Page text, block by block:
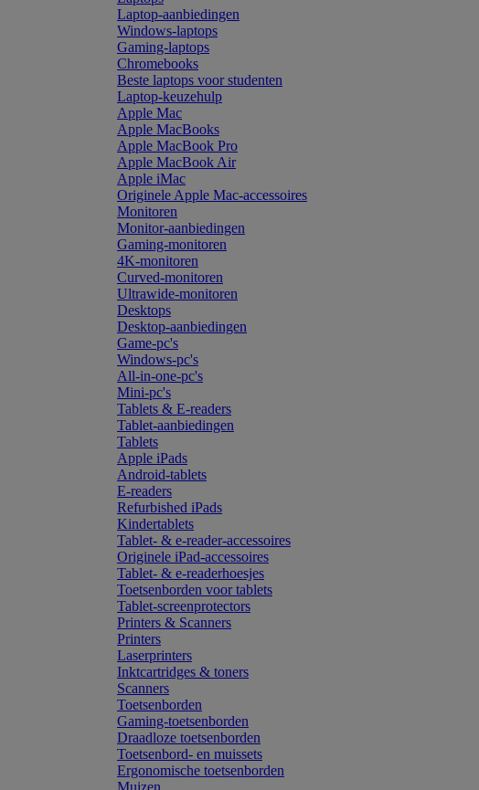
Laptop-aanbiedingen
Windows-laptops
Gaming-laptops
Chromebooks
Beste laptops voor studenten
Laptop-keuzehulp
Apple Mac
Apple MacBooks
Apple MacBook Pro
Apple MacBook Air
Apple iMac
Originele Apple Mac-accessoires
Monitoren
Monitor-aanbiedingen
Gaming-monitoren
4K-monitoren
Curved-monitoren
Ultrawide-monitoren
Desktops
Desktop-aanbiedingen
Game-pc's
Windows-pc's
All-in-one-pc's
Mini-pc's
Tablets & E-readers
Tablet-aanbiedingen
Tablets
Apple iPads
Android-tablets
E-readers
Refurbished iPads
Kindertablets
Tablet- & e-reader-accessoires
Originele iPad-accessoires
Tablet- & e-readerhoesjes
Toetsenborden voor tablets
Tablet-screenprotectors
Printers & Scanners
Printers
Laserprinters
Inktcartridges & toners
Scanners
Toetsenborden
Gaming-toetsenborden
Draadloze toetsenborden
Toetsenbord- en muissets
Ergonomische toetsenborden